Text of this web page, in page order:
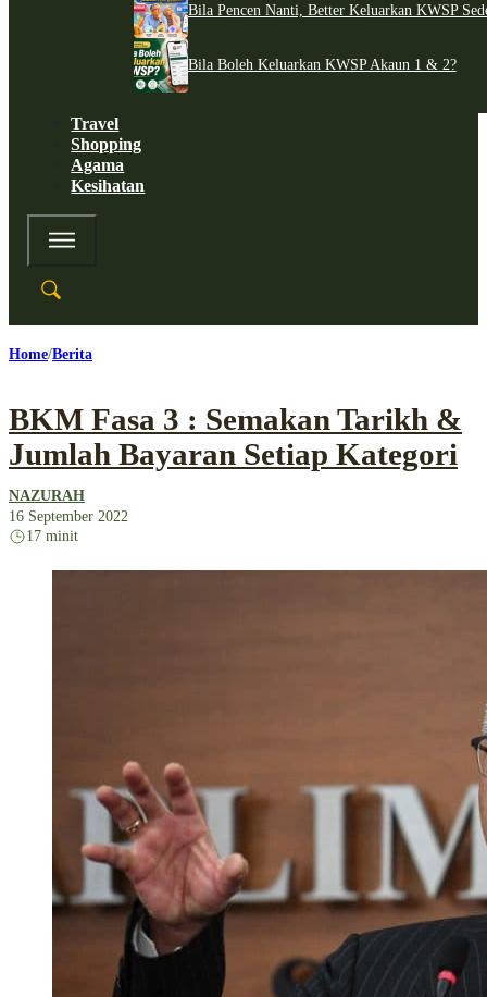
Bila Pencen Nanti, Better Keluarkan KWSP
Bila Boleh Keluarkan KWSP Akaun 1 & 2?
Travel
Shopping
Agama
Kesihatan
Home Berita
BKM Fasa 3 : Semakan Tarikh &
Jumlah Bayaran Setiap Kategori
NAZURAH
16 September 2022
17 minit